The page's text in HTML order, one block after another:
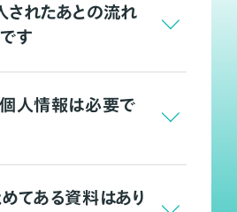
されたあとの流れ
す
人情報は必要で
てある資料はあり